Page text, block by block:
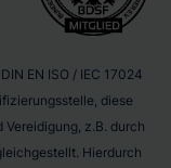
EN ISO / IEC 17024
diese
z.B. durch
Hierdurch